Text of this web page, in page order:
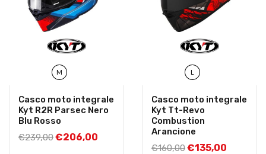
M
Casco moto integrale
Kyt R2R Parsec Nero
Blu Rosso
€239,00€206,00
L
Casco moto integrale
Kyt Tt-Revo
Combustion
Arancione
€160,00€135,00